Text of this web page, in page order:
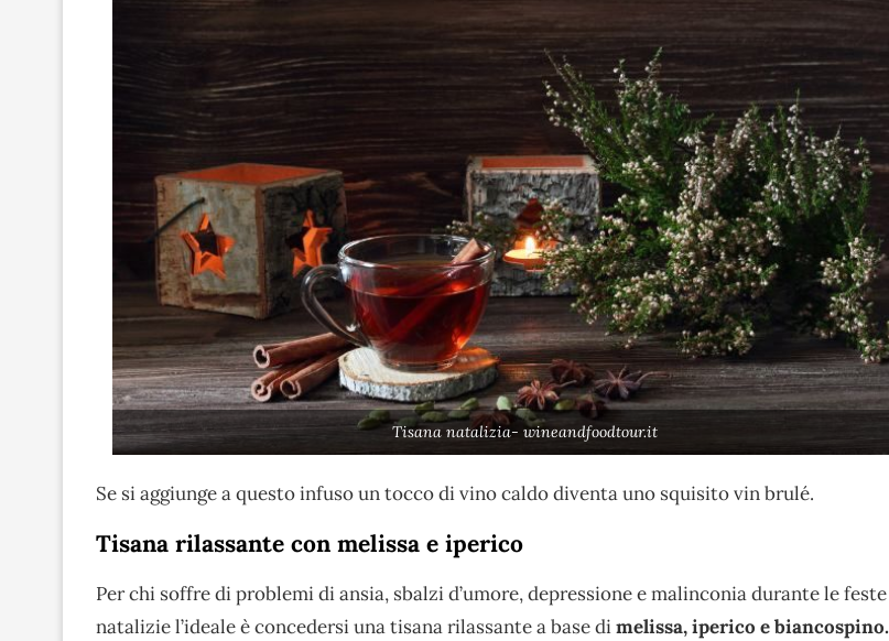
Tisana natalizia- wineandfoodtour.it
Se si aggiunge a questo infuso un tocco di vino caldo diventa uno squisito vin brulé.
Tisana rilassante con melissa e iperico
Per chi soffre di problemi di ansia, sbalzi d’umore, depressione e malinconia durante le feste
natalizie l’ideale è concedersi una tisana rilassante a base dimelissa, iperico e biancospino.